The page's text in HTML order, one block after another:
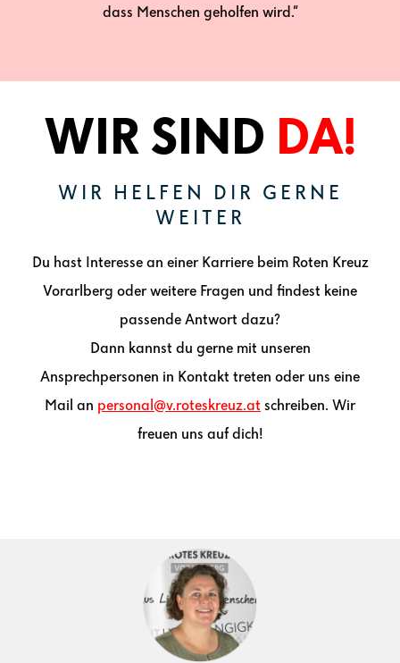
dass Menschen geholfen wird.“
WIR SIND DA!
WIR HELFEN DIR GERNE
WEITER
Du hast Interesse an einer Karriere beim Roten Kreuz
Vorarlberg oder weitere Fragen und findest keine
passende Antwort dazu?
Dann kannst du gerne mit unseren
Ansprechpersonen in Kontakt treten oder uns eine
Mail an personal@v.roteskreuz.at schreiben. Wir
freuen uns auf dich!